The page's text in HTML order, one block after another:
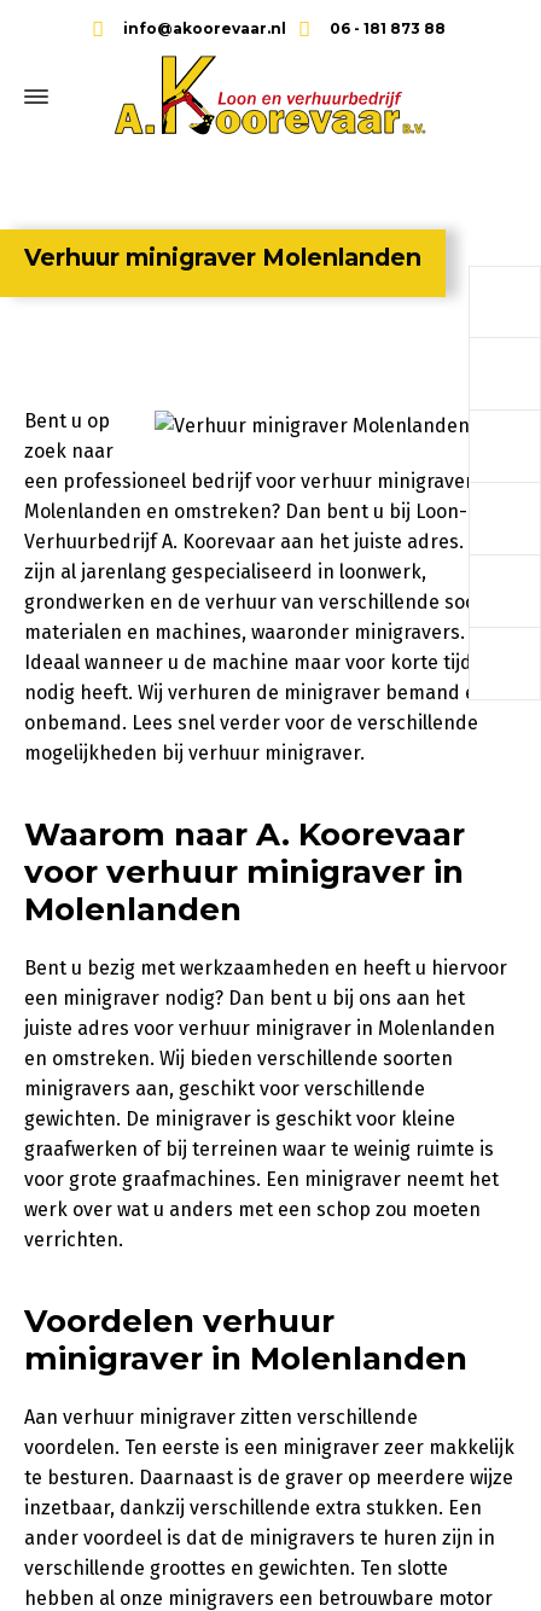
info@akoorevaar.nl 06 - 181 873 88
Verhuur minigraver Molenlanden
Bent u op
zoek naar
een professioneel bedrijf voor verhuur minigraver in
Molenlanden en omstreken? Dan bent u bij Loon- en
Verhuurbedrijf A. Koorevaar aan het juiste adres. Wij
zijn al jarenlang gespecialiseerd in loonwerk,
grondwerken en de verhuur van verschillende soorten
materialen en machines, waaronder minigravers.
Ideaal wanneer u de machine maar voor korte tijd
nodig heeft. Wij verhuren de minigraver bemand en
onbemand. Lees snel verder voor de verschillende
mogelijkheden bij verhuur minigraver.
Waarom naar A. Koorevaar
voor verhuur minigraver in
Molenlanden
Bent u bezig met werkzaamheden en heeft u hiervoor
een minigraver nodig? Dan bent u bij ons aan het
juiste adres voor verhuur minigraver in Molenlanden
en omstreken. Wij bieden verschillende soorten
minigravers aan, geschikt voor verschillende
gewichten. De minigraver is geschikt voor kleine
graafwerken of bij terreinen waar te weinig ruimte is
voor grote graafmachines. Een minigraver neemt het
werk over wat u anders met een schop zou moeten
verrichten.
Voordelen verhuur
minigraver in Molenlanden
Aan verhuur minigraver zitten verschillende
voordelen. Ten eerste is een minigraver zeer makkelijk
te besturen. Daarnaast is de graver op meerdere wijze
inzetbaar, dankzij verschillende extra stukken. Een
ander voordeel is dat de minigravers te huren zijn in
verschillende groottes en gewichten. Ten slotte
hebben al onze minigravers een betrouwbare motor